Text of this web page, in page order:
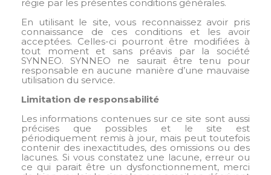
régie par les présentes conditions générales.
En utilisant le site, vous reconnaissez avoir pris
connaissance de ces conditions et les avoir
acceptées. Celles-ci pourront être modifiées à
tout moment et sans préavis par la société
SYNNEO. SYNNEO ne saurait être tenu pour
responsable en aucune manière d’une mauvaise
utilisation du service.
Limitation de responsabilité
Les informations contenues sur ce site sont aussi
précises que possibles et le site est
périodiquement remis à jour, mais peut toutefois
contenir des inexactitudes, des omissions ou des
lacunes. Si vous constatez une lacune, erreur ou
ce qui parait être un dysfonctionnement, merci